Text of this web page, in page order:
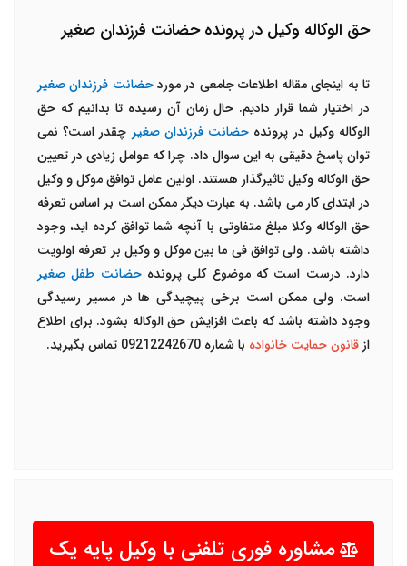
حق الوکاله وکیل در پرونده حضانت فرزندان صغیر
تا به اینجای مقاله اطلاعات جامعی در موردحضانت فرزندان صغیر
در اختیار شما قرار دادیم. حال زمان آن رسیده تا بدانیم که حق
الوکاله وکیل در پرونده حضانت فرزندان صغیر چقدر است؟ نمی
توان پاسخ دقیقی به این سوال داد. چرا که عوامل زیادی در تعیین
حق الوکاله وکیل تاثیرگذار هستند. اولین عامل توافق موکل و وکیل
در ابتدای کار می باشد. به عبارت دیگر ممکن است بر اساس تعرفه
حق الوکاله وکلا مبلغ متفاوتی با آنچه شما توافق کرده اید، وجود
داشته باشد. ولی توافق فی ما بین موکل و وکیل بر تعرفه اولویت
دارد. درست است که موضوع کلی پروندهحضانت طفل صغیر
است. ولی ممکن است برخی پیچیدگی ها در مسیر رسیدگی
وجود داشته باشد که باعث افزایش حق الوکاله بشود. برای اطلاع
از قانون حمایت خانواده با شماره 09212242670 تماس بگیرید.
مشاوره فوری تلفنی با وکیل پایه یک